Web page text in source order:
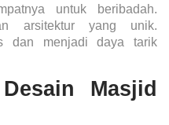
untuk beribadah.
arsitektur yang unik.
dan menjadi daya tarik
Masjid